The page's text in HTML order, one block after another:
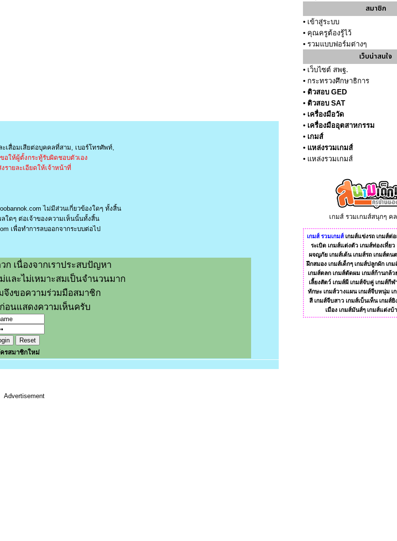
เสื่อมเสียต่อบุคคลที่สาม, เบอร์โทรศัพท์,
ขอให้ผู้ตั้งกระทู้รับผิดชอบตัวเอง
ายละเอียดให้เจ้าหน้าที่
ไม่มีส่วนเกี่ยวข้องใดๆ ทั้งสิ้น
ใดๆ ต่อเจ้าของความเห็นนั้นทั้งสิ้น
เพื่อทำการลบออกจากระบบต่อไป
ก เนื่องจากเราประสบปัญหา
ละไม่เหมาะสมเป็นจำนวนมาก
งขอความร่วมมือสมาชิก
อนแสดงความเห็นครับ
รสมาชิกใหม่
Advertisement
สมาชิก
• เข้าสู่ระบบ
• คุณครูต้องรู้ไว้
• รวมแบบฟอร์มต่างๆ
เว็บน่าสนใจ
• เว็บไซต์ สพฐ.
• กระทรวงศึกษาธิการ
• ติวสอบ GED
• ติวสอบ SAT
• เครื่องมือวัด
• เครื่องมืออุตสาหกรรม
• เกมส์
• แหล่งรวมเกมส์
• แหล่งรวมเกมส์
เกมส์ รวมเกมส์สนุกๆ ค
เกมส์ รวมเกมส์ เกมส์แข่งรถ เกมส์ต่อ
ระเบิด เกมส์แต่งตัว เกมส์ท่องเที่ยว
ผจญภัย เกมส์เต้น เกมส์รถ เกมส์ดน
ฝึกสมอง เกมส์เด็กๆ เกมส์ปลูกผัก เก
เกมส์ตลก เกมส์ตัดผม เกมส์ก้านกล้ว
เลี้ยงสัตว์ เกมส์ผี เกมส์จับคู่ เกมส์กีฬ
ทักษะ เกมส์วางแผน เกมส์จีบหนุ่ม เ
สี เกมส์จีบสาว เกมส์เบ็นเท็น เกมส์ยิ
เมือง เกมส์มันส์ๆ เกมส์แต่งบ้